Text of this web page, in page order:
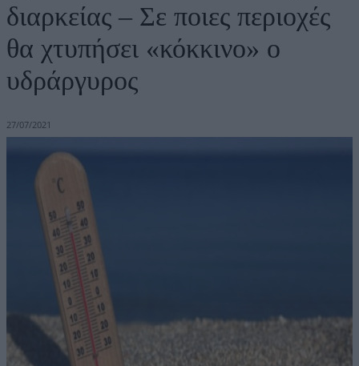
διαρκείας – Σε ποιες περιοχές
θα χτυπήσει «κόκκινο» ο
υδράργυρος
27/07/2021